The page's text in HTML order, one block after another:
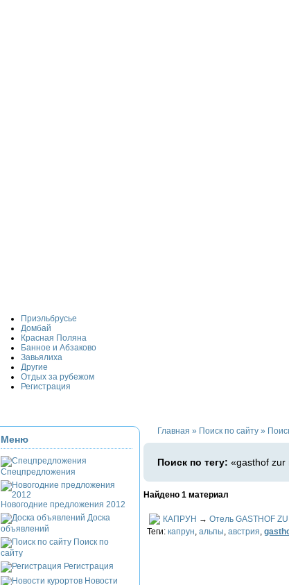
Приэльбрусье
Домбай
Красная Поляна
Банное и Абзаково
Завьялиха
Другие
Отдых за рубежом
Регистрация
Меню
Спецпредложения
Новогодние предложения 2012
Доска
объявлений
Поиск по
сайту
Регистрация
Новости
Главная » Поиск по сайту »
Поиск по тегу: «gasthof zur
Найдено 1 материал
КАПРУН → Отель GASTHOF
Теги: капрун, альпы, австрия,